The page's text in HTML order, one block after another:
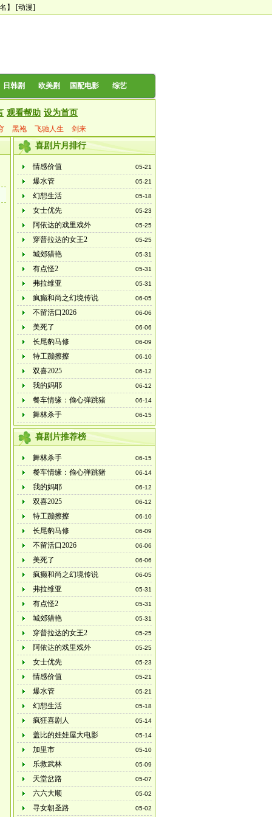
】 [动漫]
日韩剧 欧美剧 国配电影 综艺
观看帮助 设为首页
黑袍 飞驰人生 剑来
喜剧片月排行
05-21
情感价值
05-21
爆水管
05-18
幻想生活
05-23
女士优先
05-25
阿依达的戏里戏外
05-25
穿普拉达的女王2
05-31
城郊猎艳
05-31
有点怪2
05-31
弗拉维亚
06-05
疯癫和尚之幻境传说
06-06
不留活口2026
06-06
美死了
06-09
长尾豹马修
06-10
特工蹦擦擦
06-12
双喜2025
06-12
我的妈耶
06-14
餐车情缘：偷心弹跳猪
06-15
舞林杀手
喜剧片推荐榜
06-15
舞林杀手
06-14
餐车情缘：偷心弹跳猪
06-12
我的妈耶
06-12
双喜2025
06-10
特工蹦擦擦
06-09
长尾豹马修
06-06
不留活口2026
06-06
美死了
06-05
疯癫和尚之幻境传说
05-31
弗拉维亚
05-31
有点怪2
05-31
城郊猎艳
05-25
穿普拉达的女王2
05-25
阿依达的戏里戏外
05-23
女士优先
05-21
情感价值
05-21
爆水管
05-18
幻想生活
05-14
疯狂喜剧人
05-14
盖比的娃娃屋大电影
05-10
加里市
05-09
乐救武林
05-07
天堂岔路
05-02
六六大顺
05-02
寻女朝圣路